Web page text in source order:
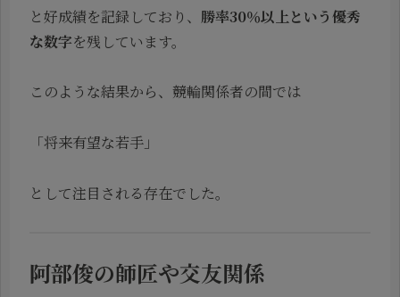
と好成績を記録しており、 勝率30％以上という優秀
な数字を残しています。
このような結果から、競輪関係者の間では
「将来有望な若手」
として注目される存在でした。
阿部俊の師匠や交友関係